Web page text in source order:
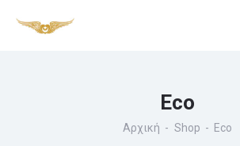
Eco
Αρχική Shop Eco